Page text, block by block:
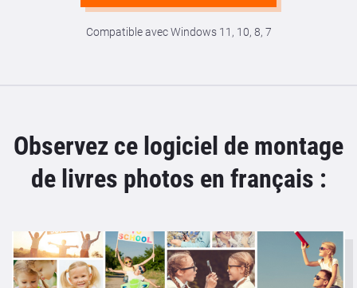
Compatible avec Windows 11, 10, 8, 7
Observez ce logiciel de montage
de livres photos en français :